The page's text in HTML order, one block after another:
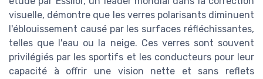
visuelle, démontre que les verres polarisants diminuent
l'éblouissement causé par les surfaces réfléchissantes,
telles que l'eau ou la neige. Ces verres sont souvent
privilégiés par les sportifs et les conducteurs pour leur
capacité à offrir une vision nette et sans reflets